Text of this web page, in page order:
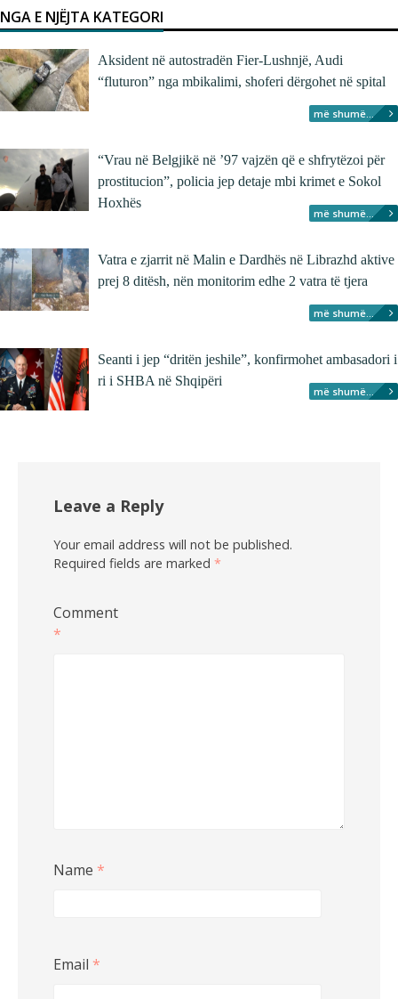
NGA E NJËJTA KATEGORI
Aksident në autostradën Fier-Lushnjë, Audi
“fluturon” nga mbikalimi, shoferi dërgohet në spital
më shumë...
“Vrau në Belgjikë në ’97 vajzën që e shfrytëzoi për
prostitucion”, policia jep detaje mbi krimet e Sokol
Hoxhës
më shumë...
Vatra e zjarrit në Malin e Dardhës në Librazhd aktive
prej 8 ditësh, nën monitorim edhe 2 vatra të tjera
më shumë...
Seanti i jep “dritën jeshile”, konfirmohet ambasadori i
ri i SHBA në Shqipëri
më shumë...
Leave a Reply
Your email address will not be published.
Required fields are marked *
Comment
*
Name *
Email *